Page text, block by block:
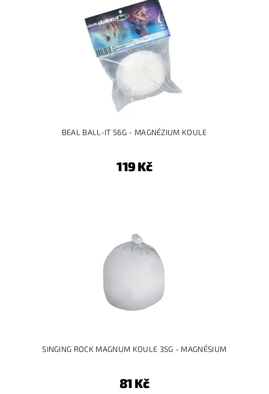
BEAL BALL-IT 56G - MAGNÉZIUM KOULE
119 Kč
SINGING ROCK MAGNUM KOULE 35G - MAGNÉSIUM
81 Kč